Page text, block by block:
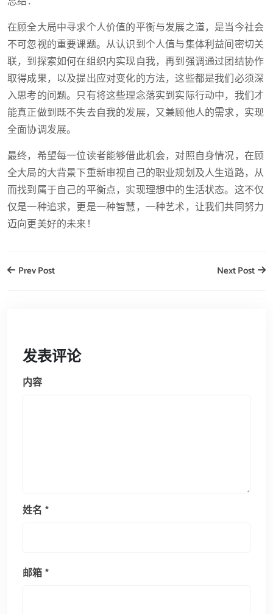
在顾全大局中寻求个人价值的平衡与发展之道，是当今社会
不可忽视的重要课题。从认识到个人值与集体利益间密切关
联，到探索如何在组织内实现自我，再到强调通过团结协作
取得成果，以及提出应对变化的方法，这些都是我们必须深
入思考的问题。只有将这些理念落实到实际行动中，我们才
能真正做到既不失去自我的发展，又兼顾他人的需求，实现
全面协调发展。
最终，希望每一位读者能够借此机会，对照自身情况，在顾
全大局的大背景下重新审视自己的职业规划及人生道路，从
而找到属于自己的平衡点，实现理想中的生活状态。这不仅
仅是一种追求，更是一种智慧，一种艺术，让我们共同努力
迈向更美好的未来！
Prev Post Next Post
发表评论
内容
姓名 *
邮箱*